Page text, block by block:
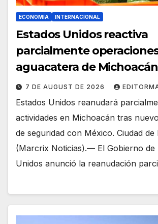
ECONOMÍA INTERNACIONAL
Estados Unidos reactiva
parcialmente
aguacatera de Michoacán
7 DE AUGUST DE 2026
Estados Unidos reanudará
actividades en Michoacán tras
de seguridad con México. Ciudad de
(Marcrix Noticias).— El Gobierno de
Unidos anunció la reanudación